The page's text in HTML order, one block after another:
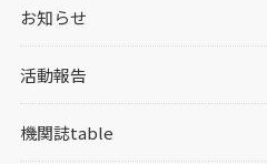
お知らせ
活動報告
機関誌table